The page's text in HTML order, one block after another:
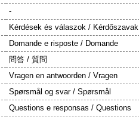
-
Kérdések és válaszok / Kérdőszavak
Domande e risposte / Domande
問答 / 質問
Vragen en antwoorden / Vragen
Spørsmål og svar / Spørsmål
Questions e responsas / Questions